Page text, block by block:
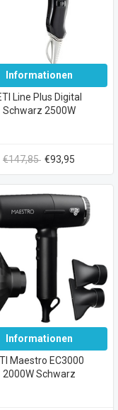
Informationen
Line Plus Digital
Schwarz 2500W
€147,85 €93,95
Informationen
Maestro EC3000
2000W Schwarz